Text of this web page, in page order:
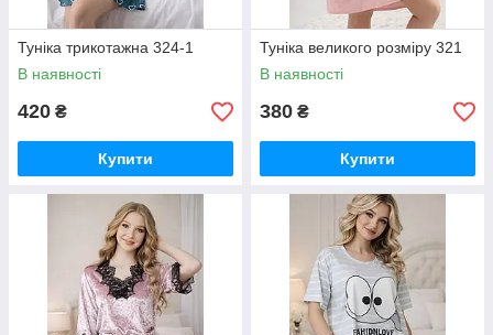
Туніка трикотажна 324-1
В наявності
420 ₴
Купити
Туніка великого розміру 321
В наявності
380 ₴
Купити